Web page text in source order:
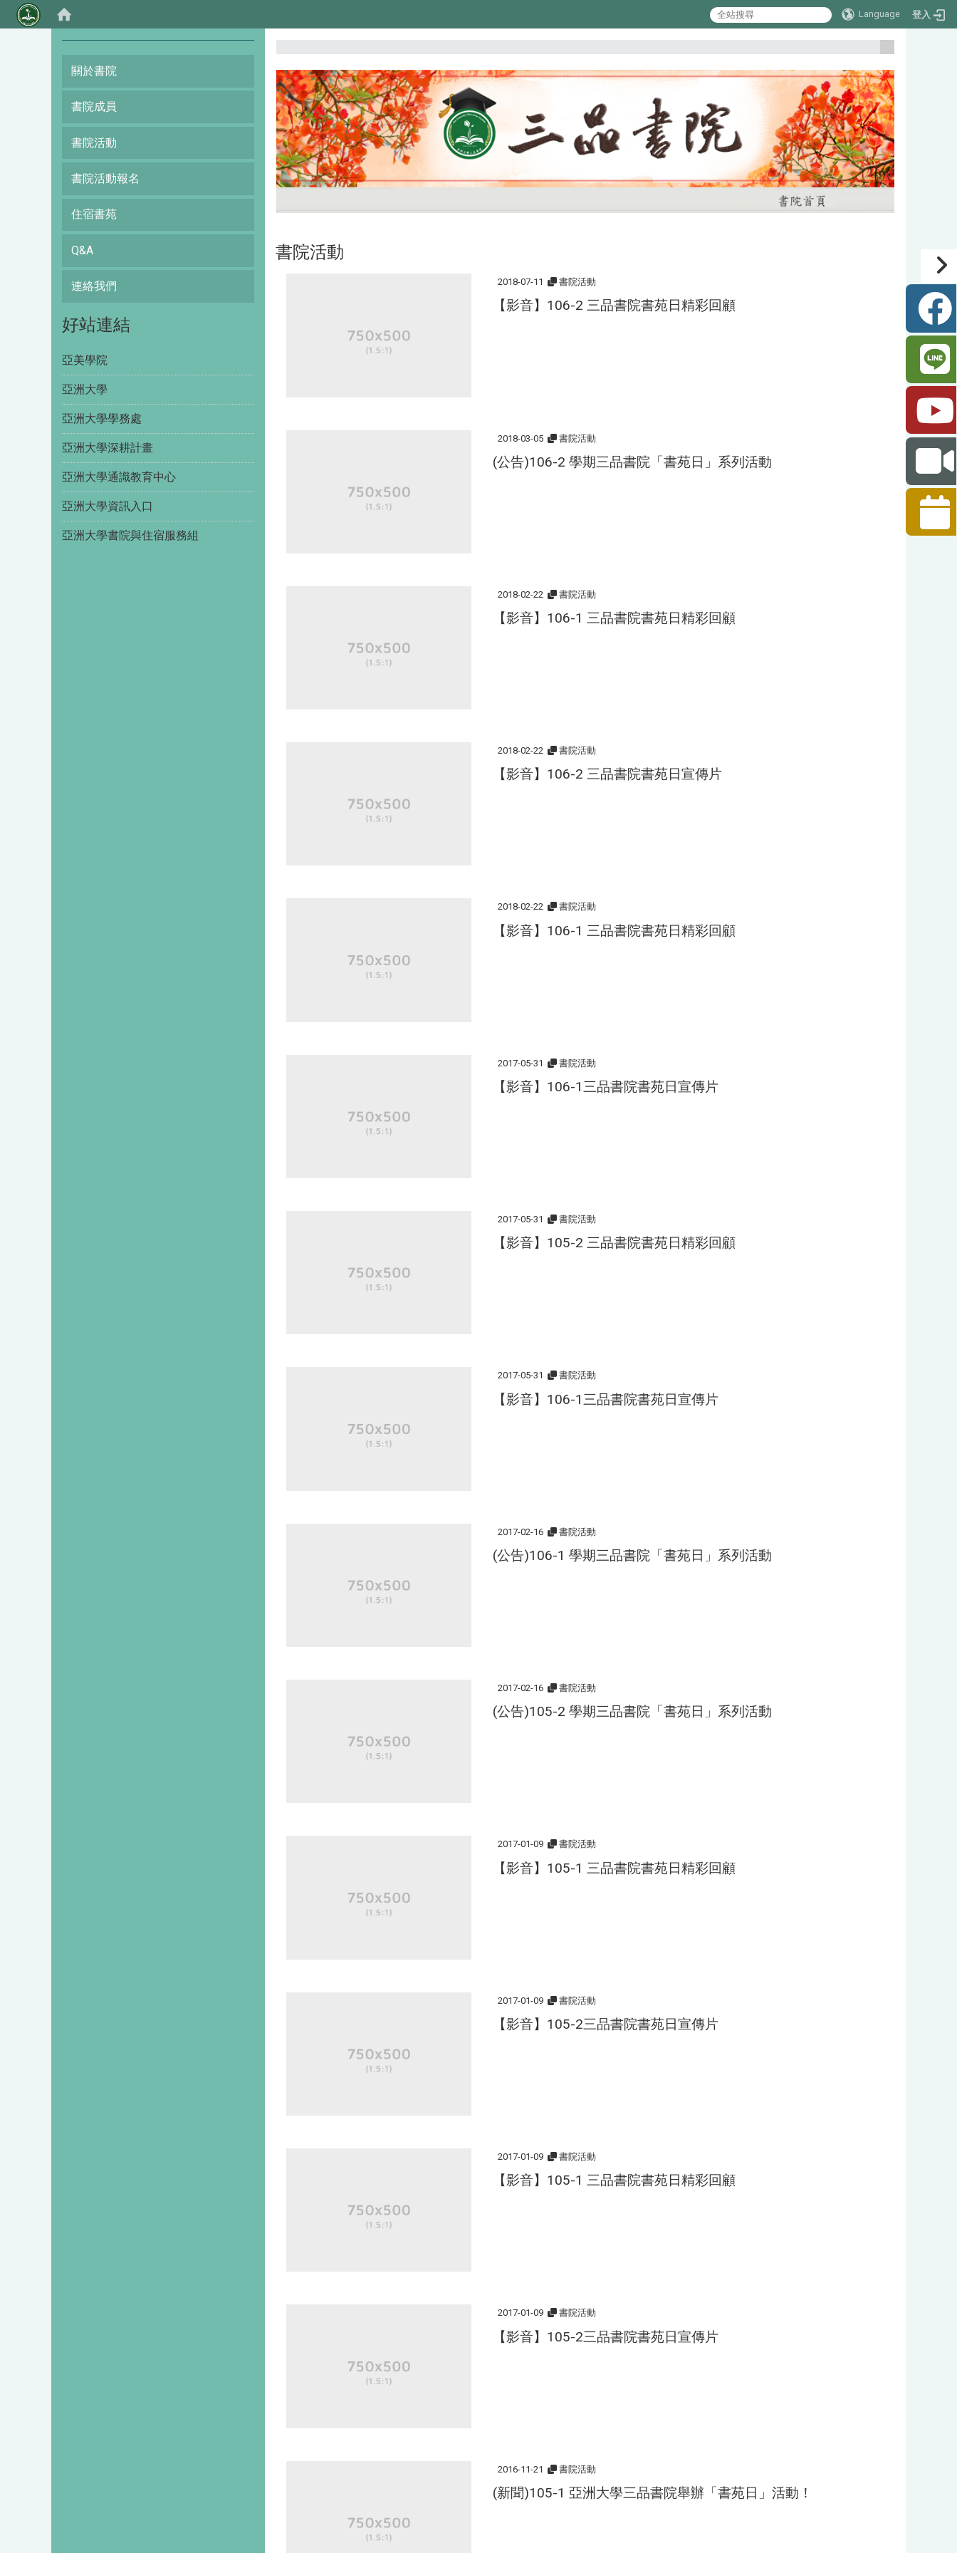
Language 登入
:::
關於書院
書院成員
書院活動
書院活動報名
住宿書苑
Q&A
連絡我們
好站連結
亞美學院
亞洲大學
亞洲大學學務處
亞洲大學深耕計畫
亞洲大學通識教育中心
亞洲大學資訊入口
亞洲大學書院與住宿服務組
書院活動
2018-07-11 書院活動
【影音】106-2 三品書院書苑日精彩回顧
2018-03-05 書院活動
(公告)106-2 學期三品書院「書苑日」系列活動
2018-02-22 書院活動
【影音】106-1 三品書院書苑日精彩回顧
2018-02-22 書院活動
【影音】106-2 三品書院書苑日宣傳片
2018-02-22 書院活動
【影音】106-1 三品書院書苑日精彩回顧
2017-05-31 書院活動
【影音】106-1三品書院書苑日宣傳片
2017-05-31 書院活動
【影音】105-2 三品書院書苑日精彩回顧
2017-05-31 書院活動
【影音】106-1三品書院書苑日宣傳片
2017-02-16 書院活動
(公告)106-1 學期三品書院「書苑日」系列活動
2017-02-16 書院活動
(公告)105-2 學期三品書院「書苑日」系列活動
2017-01-09 書院活動
【影音】105-1 三品書院書苑日精彩回顧
2017-01-09 書院活動
【影音】105-2三品書院書苑日宣傳片
2017-01-09 書院活動
【影音】105-1 三品書院書苑日精彩回顧
2017-01-09 書院活動
【影音】105-2三品書院書苑日宣傳片
2016-11-21 書院活動
(新聞)105-1 亞洲大學三品書院舉辦「書苑日」活動！